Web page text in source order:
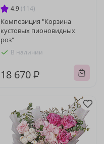
4.9 (114)
Композиция "Корзина
кустовых пионовидных
роз"
В наличии
18 670 ₽